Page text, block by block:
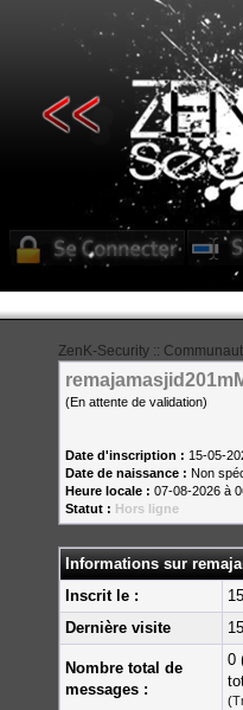
ZenK-Security ::
(En attente de validation)
Date d'inscription : 15-05-
Date de naissance : Non
Heure locale : 07-08-2026 à
Statut : Hors ligne
Informations sur
Inscrit le :
Dernière visite
Nombre total de
messages :
0
(